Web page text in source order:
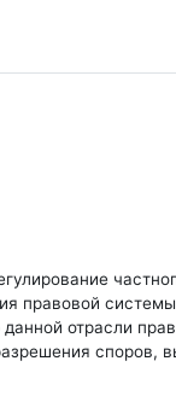
правовой
отрасли
споров,